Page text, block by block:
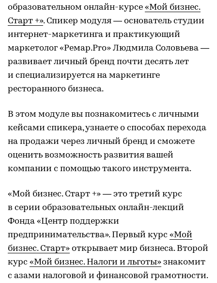
образовательном онлайн-курсе «Мой бизнес.
Старт +». Спикер модуля — основатель студии
интернет-маркетинга и практикующий
маркетолог «Ремар.Pro» Людмила Соловьева —
развивает личный бренд почти десять лет
и специализируется на маркетинге
ресторанного бизнеса.
В этом модуле вы познакомитесь с личными
кейсами спикера, узнаете о способах перехода
на продажи через личный бренд и сможете
оценить возможность развития вашей
компании с помощью такого инструмента.
«Мой бизнес. Старт +» — это третий курс
в серии образовательных онлайн-лекций
Фонда «Центр поддержки
предпринимательства». Первый курс «Мой
бизнес. Старт» открывает мир бизнеса. Второй
курс «Мой бизнес. Налоги и льготы» знакомит
с азами налоговой и финансовой грамотности.